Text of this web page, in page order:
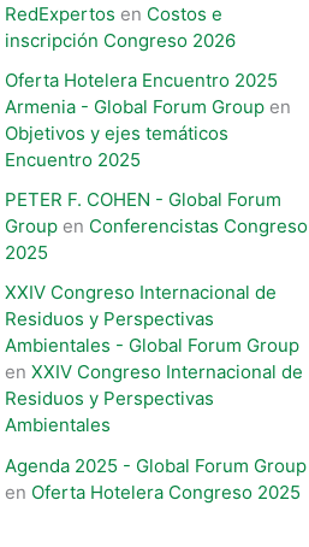
RedExpertos en Costos e
inscripción Congreso 2026
Oferta Hotelera Encuentro 2025
Armenia - Global Forum Group en
Objetivos y ejes temáticos
Encuentro 2025
PETER F. COHEN - Global Forum
Group en Conferencistas Congreso
2025
XXIV Congreso Internacional de
Residuos y Perspectivas
Ambientales​ - Global Forum Group
en XXIV Congreso Internacional de
Residuos y Perspectivas
Ambientales​
Agenda 2025 - Global Forum Group
en Oferta Hotelera Congreso 2025